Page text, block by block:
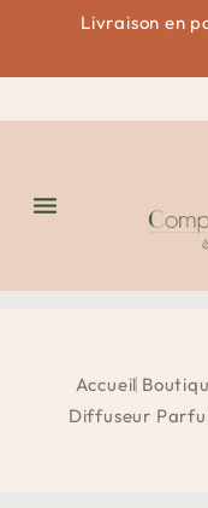
Livraison en

Accueil
Diffuseur